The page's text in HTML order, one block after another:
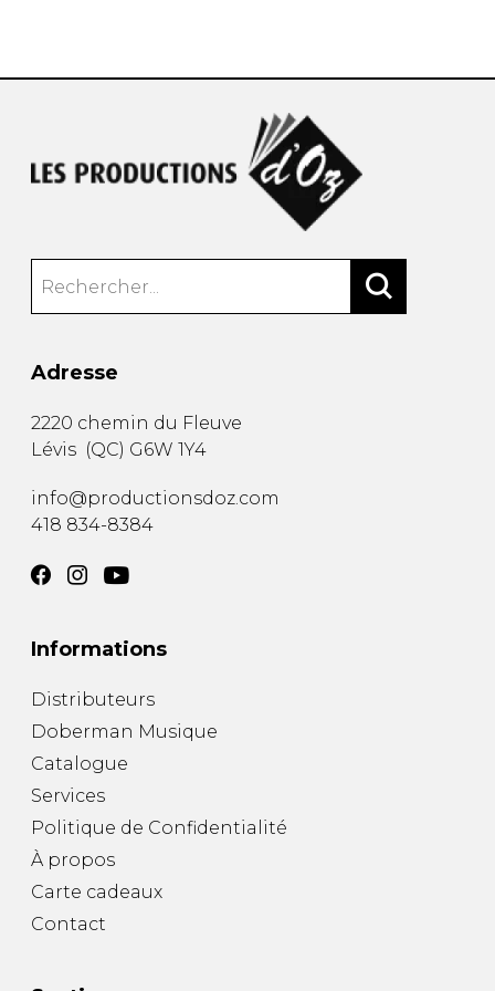
Adresse
2220 chemin du Fleuve
Lévis (QC) G6W 1Y4
info@productionsdoz.com
418 834-8384
Informations
Distributeurs
Doberman Musique
Catalogue
Services
Politique de Confidentialité
À propos
Carte cadeaux
Contact